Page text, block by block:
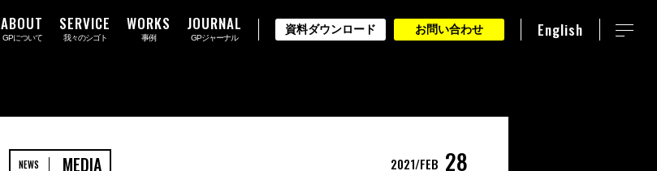
ABOUT
GPについて
SERVICE
我々のシゴト
WORKS
事例
JOURNAL
GPジャーナル
資料ダウンロード お問い合わせ English
NEWS MEDIA 2021 FEB 28